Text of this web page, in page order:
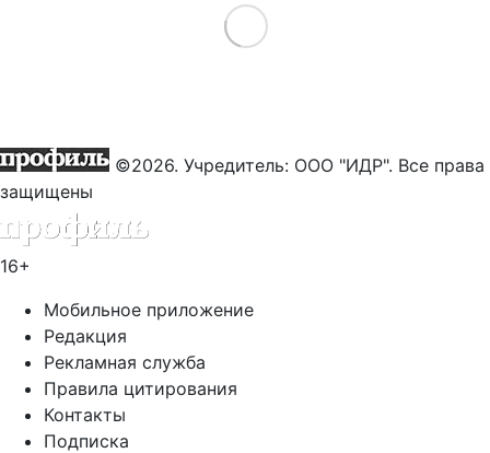
Load More
©2026. Учредитель: ООО "ИДР". Все права
защищены
16+
Мобильное приложение
Редакция
Рекламная служба
Правила цитирования
Контакты
Подписка